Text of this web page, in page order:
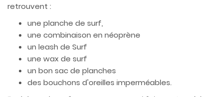
retrouvent :
une planche de surf,
une combinaison en néoprène
un leash de Surf
une wax de surf
un bon sac de planches
des bouchons d'oreilles imperméables.